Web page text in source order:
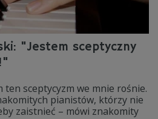
"Jestem sceptyczny
ten sceptycyzm we mnie rośnie.
pianistów, którzy nie
zaistnieć – mówi znakomity